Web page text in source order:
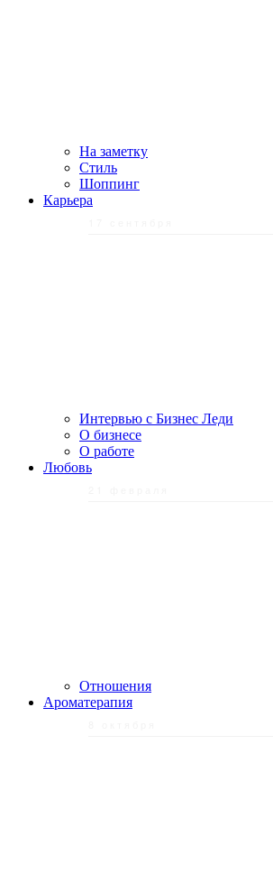
На заметку
Стиль
Шоппинг
Карьера
Интервью с Бизнес Леди
О бизнесе
О работе
Любовь
Отношения
Ароматерапия